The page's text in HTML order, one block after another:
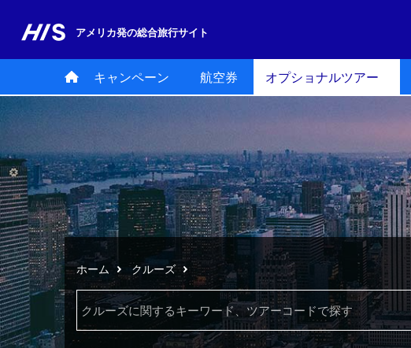
アメリカ発の総合旅行サイト
キャンペーン 航空券 オプショナルツアー
ホーム クルーズ